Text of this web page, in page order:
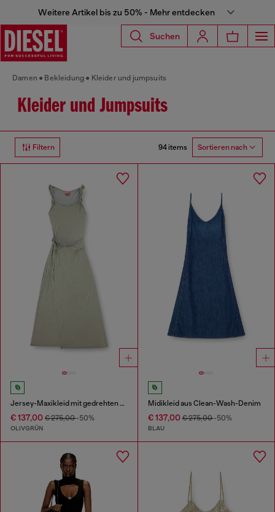
Weitere Artikel bis zu 50% - Mehr entdecken
Suchen
Damen Bekleidung Kleider und jumpsuits
Kleider und Jumpsuits
Filtern 94 items Sortieren nach
Jersey-Maxikleid mit gedrehten Details
€ 137,00 € 275,00-50%
OLIVGRÜN
Midikleid aus Clean-Wash-Denim
€ 137,00€ 275,00-50%
BLAU